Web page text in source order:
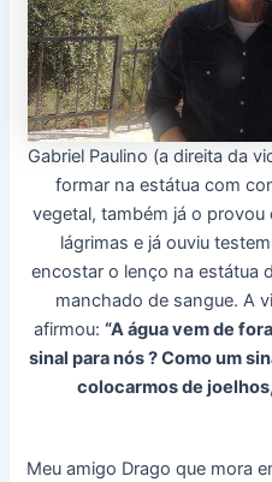
Gabriel Paulino (a direita da
formar na estátua com
vegetal, também já o
lágrimas e já ouviu
encostar o lenço na estátua
manchado de sangue. A
afirmou: “A água vem de
sinal para nós ? Como um
colocarmos de
Meu amigo Drago que mora